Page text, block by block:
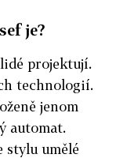
je?
projektují.
technologií.
jenom
automat.
stylu umělé